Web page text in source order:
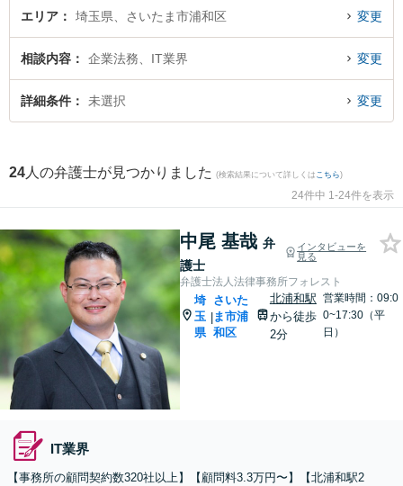
に弁護士法人法律事務所フォレストの中尾 基哉弁護士やベリーベスト法律事務
『さいたま市浦和区で土日や夜間に発生したIT業界のトラブルを今すぐに弁護
士に相談したい』『IT業界のトラブル解決の実績豊富な近くの弁護士を検索し
たい』『初回相談無料でIT業界を法律相談できるさいたま市浦和区内の弁護士
エリア 埼玉県、さいたま市浦和区 変更
相談内容 企業法務、IT業界 変更
詳細条件 未選択 変更
24 人の弁護士が見つかりました (検索結果について詳しくは こちら)
24件中 1-24件を表示
中尾 基哉 弁
護士
インタビューを
見る
弁護士法人法律事務所フォレスト
埼
玉
県
|
さいた
ま市浦
和区
北浦和駅
から徒歩
2分
営業時間：09:0
0~17:30（平
日）
IT業界
【事務所の顧問契約数320社以上】【顧問料3.3万円〜】【北浦和駅2